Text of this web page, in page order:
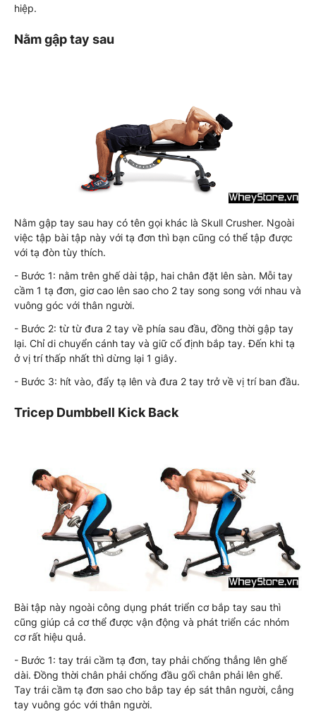
hiệp.
Nằm gập tay sau
Nằm gập tay sau hay có tên gọi khác là Skull Crusher. Ngoài
việc tập bài tập này với tạ đơn thì bạn cũng có thể tập được
với tạ đòn tùy thích.
- Bước 1: nằm trên ghế dài tập, hai chân đặt lên sàn. Mỗi tay
cầm 1 tạ đơn, giơ cao lên sao cho 2 tay song song với nhau và
vuông góc với thân người.
- Bước 2: từ từ đưa 2 tay về phía sau đầu, đồng thời gập tay
lại. Chỉ di chuyển cánh tay và giữ cố định bắp tay. Đến khi tạ
ở vị trí thấp nhất thì dừng lại 1 giây.
- Bước 3: hít vào, đẩy tạ lên và đưa 2 tay trở về vị trí ban đầu.
Tricep Dumbbell Kick Back
Bài tập này ngoài công dụng phát triển cơ bắp tay sau thì
cũng giúp cả cơ thể được vận động và phát triển các nhóm
cơ rất hiệu quả.
- Bước 1: tay trái cầm tạ đơn, tay phải chống thẳng lên ghế
dài. Đồng thời chân phải chống đầu gối chân phải lên ghế.
Tay trái cầm tạ đơn sao cho bắp tay ép sát thân người, cẳng
tay vuông góc với thân người.